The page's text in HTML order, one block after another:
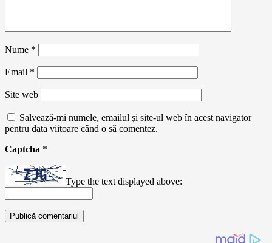
Nume *
Email *
Site web
Salvează-mi numele, emailul și site-ul web în acest navigator
pentru data viitoare când o să comentez.
Captcha *
Type the text displayed above: